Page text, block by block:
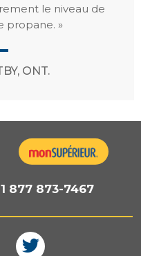
le niveau de
propane. »
ONT.
1 877 873-7467